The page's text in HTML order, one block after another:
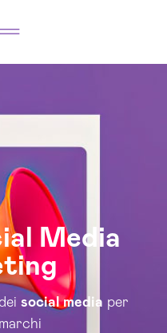
Media
social media per